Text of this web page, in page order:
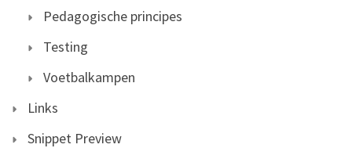
Pedagogische principes
Testing
Voetbalkampen
Links
Snippet Preview